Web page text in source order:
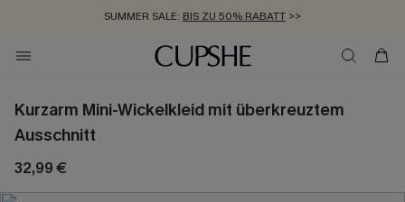
SUMMER SALE: BIS ZU 50% RABATT >>
ZUM NEWSLETTER:BIS ZU -20% EXTRA ERHALTEN
KOSTENLOSER VERSAND AB 89 €
Kurzarm Mini-Wickelkleid mit überkreuztem
Ausschnitt
32,99 €